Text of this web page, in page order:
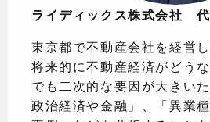
ライディックス株式会社
東京都で不動産会社を経営し
将来的に不動産経済がどう
でも二次的な要因が大きい
政治経済や金融」、「異業